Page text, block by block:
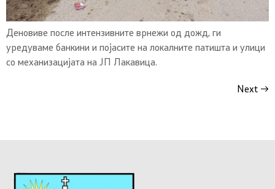
Деновиве после интензивните врнежи од дожд, ги
уредуваме банкини и појасите на локалните патишта и улици
со механизацијата на ЈП Лакавица.
Next →